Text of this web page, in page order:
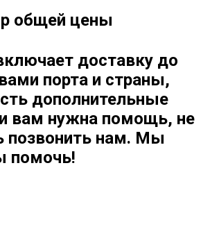
общей цены
доставку до
порта и страны,
дополнительные
вам нужна помощь, не
позвонить нам. Мы
помочь!